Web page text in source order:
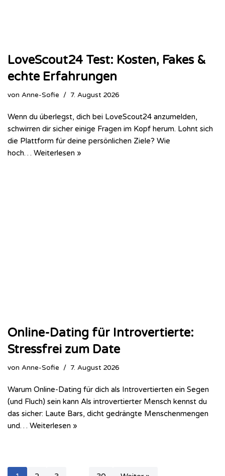
LoveScout24 Test: Kosten, Fakes &
echte Erfahrungen
von Anne-Sofie 7. August 2026
Wenn du überlegst, dich bei LoveScout24 anzumelden,
schwirren dir sicher einige Fragen im Kopf herum. Lohnt sich
die Plattform für deine persönlichen Ziele? Wie
hoch… Weiterlesen »
Online-Dating für Introvertierte:
Stressfrei zum Date
von Anne-Sofie 7. August 2026
Warum Online-Dating für dich als Introvertierten ein Segen
(und Fluch) sein kann Als introvertierter Mensch kennst du
das sicher: Laute Bars, dicht gedrängte Menschenmengen
und… Weiterlesen »